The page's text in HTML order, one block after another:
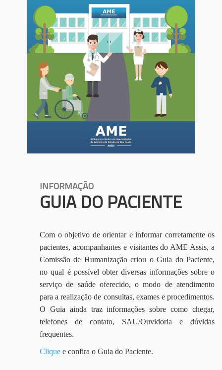
INFORMAÇÃO
GUIA DO PACIENTE
Com o objetivo de orientar e informar corretamente os
pacientes, acompanhantes e visitantes do AME Assis, a
Comissão de Humanização criou o Guia do Paciente,
no qual é possível obter diversas informações sobre o
serviço de saúde oferecido, o modo de atendimento
para a realização de consultas, exames e procedimentos.
O Guia ainda traz informações sobre como chegar,
telefones de contato, SAU/Ouvidoria e dúvidas
frequentes.
Clique e confira o Guia do Paciente.